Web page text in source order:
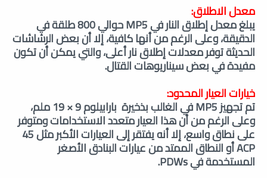
معدل الاطلاق:
يبلغ معدل إطلاق النار في MP5 حوالي 800 طلقة في
الدقيقة، وعلى الرغم من أنها كافية، إلا أن بعض الرشاشات
الحديثة توفر معدلات إطلاق نار أعلى، والتي يمكن أن تكون
مفيدة في بعض سيناريوهات القتال.
خيارات العيار المحدود:
تم تجهيز MP5 في الغالب بذخيرة بارابيلوم 9 × 19 ملم،
وعلى الرغم من أن هذا العيار متعدد الاستخدامات ومتوفر
على نطاق واسع، إلا أنه يفتقر إلى العيارات الأكبر مثل 45
ACP أو النطاق الممتد من عيارات البنادق الأصغر
المستخدمة في PDWs.